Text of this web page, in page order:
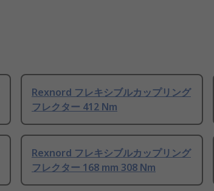
Rexnord フレキシブルカップリング
フレクター 412 Nm
Rexnord フレキシブルカップリング
フレクター 168 mm 308 Nm